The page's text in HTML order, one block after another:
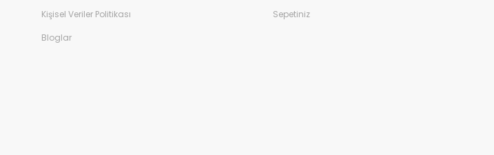
Kişisel Veriler Politikası
Bloglar
Sepetiniz